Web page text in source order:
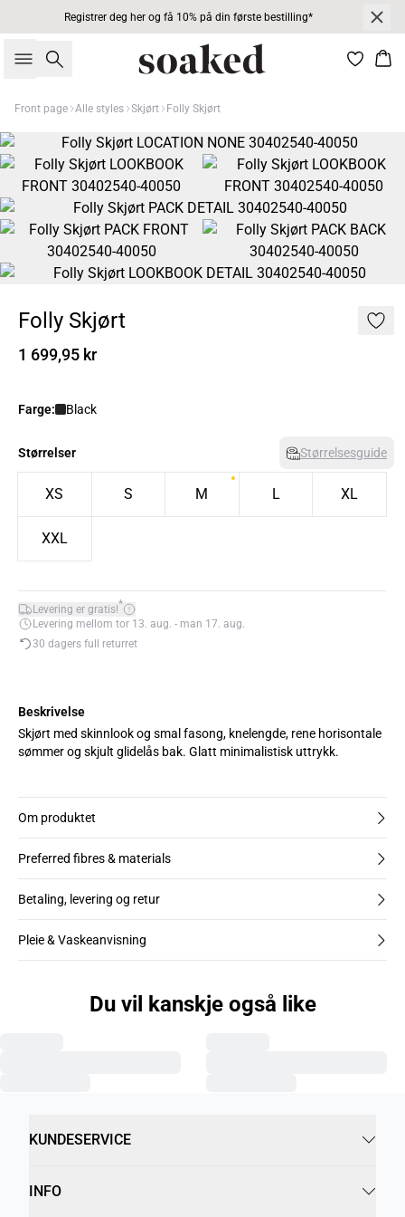
Registrer deg her og få 10% på din første bestilling*
Søk
Front page Alle styles Skjørt Folly Skjørt
Folly Skjørt
1 699,95 kr
Farge: Black
Størrelser Størrelsesguide
XS S M L XL
XXL
Levering er gratis!*
Levering mellom tor 13. aug. - man 17. aug.
30 dagers full returret
Beskrivelse
Skjørt med skinnlook og smal fasong, knelengde, rene horisontale
sømmer og skjult glidelås bak. Glatt minimalistisk uttrykk.
Om produktet
Preferred fibres & materials
Betaling, levering og retur
Pleie & Vaskeanvisning
Du vil kanskje også like
KUNDESERVICE
INFO